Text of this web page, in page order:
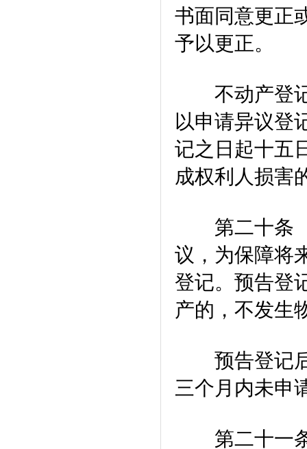
书面同意更正
予以更正。
不动产登记
以申请异议登
记之日起十五
成权利人损害
第二十条 当
议，为保障将
登记。预告登
产的，不发生
预告登记后
三个月内未申
第二十一条